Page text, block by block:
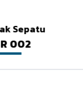
Sepatu
002